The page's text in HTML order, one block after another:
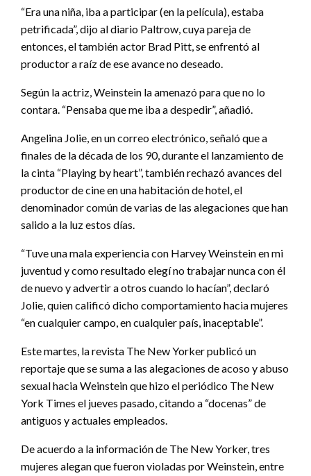
“Era una niña, iba a participar (en la película), estaba
petrificada”, dijo al diario Paltrow, cuya pareja de
entonces, el también actor Brad Pitt, se enfrentó al
productor a raíz de ese avance no deseado.
Según la actriz, Weinstein la amenazó para que no lo
contara. “Pensaba que me iba a despedir”, añadió.
Angelina Jolie, en un correo electrónico, señaló que a
finales de la década de los 90, durante el lanzamiento de
la cinta “Playing by heart”, también rechazó avances del
productor de cine en una habitación de hotel, el
denominador común de varias de las alegaciones que han
salido a la luz estos días.
“Tuve una mala experiencia con Harvey Weinstein en mi
juventud y como resultado elegí no trabajar nunca con él
de nuevo y advertir a otros cuando lo hacían”, declaró
Jolie, quien calificó dicho comportamiento hacia mujeres
“en cualquier campo, en cualquier país, inaceptable”.
Este martes, la revista The New Yorker publicó un
reportaje que se suma a las alegaciones de acoso y abuso
sexual hacia Weinstein que hizo el periódico The New
York Times el jueves pasado, citando a “docenas” de
antiguos y actuales empleados.
De acuerdo a la información de The New Yorker, tres
mujeres alegan que fueron violadas por Weinstein, entre